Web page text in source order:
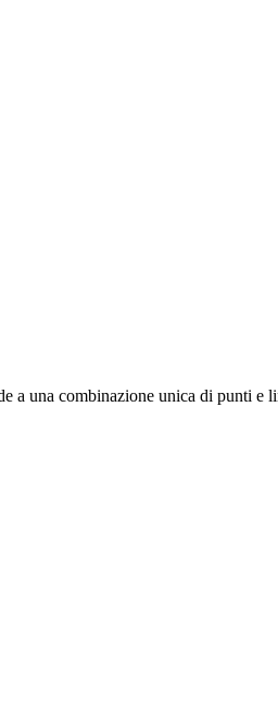
a una combinazione unica di punti e